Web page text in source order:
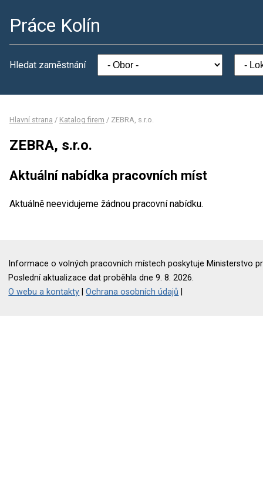
Práce Kolín
Hledat zaměstnání
Hlavní strana / Katalog firem / ZEBRA, s.r.o.
ZEBRA, s.r.o.
Aktuální nabídka pracovních míst
Aktuálně neevidujeme žádnou pracovní nabídku.
Informace o volných pracovních místech poskytuje Ministerstvo
Poslední aktualizace dat proběhla dne 9. 8. 2026.
O webu a kontakty |Ochrana osobních údajů